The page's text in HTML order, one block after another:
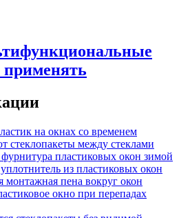
применять
на окнах со временем
стеклопакеты между стеклами
пластиковых окон зимой
из пластиковых окон
монтажная пена вокруг окон
окно при перепадах